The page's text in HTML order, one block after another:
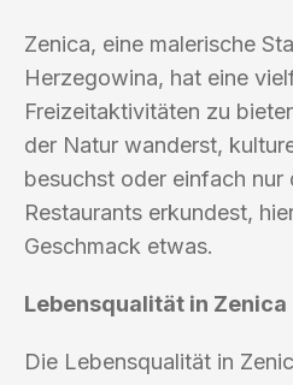
Zenica, eine malerische
Herzegowina, hat eine
Freizeitaktivitäten zu
der Natur wanderst,
besuchst oder einfach nur
Restaurants erkundest,
Geschmack etwas.
Lebensqualität in Zenica
Die Lebensqualität in